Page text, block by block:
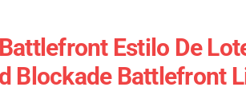
Estilo De
Blockade Battlefront